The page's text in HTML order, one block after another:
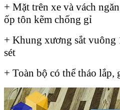
+ Mặt trên xe và vách
ốp tôn kẽm chống gỉ
+ Khung xương sắt vuông
sét
+ Toàn bộ có thể tháo lắp,